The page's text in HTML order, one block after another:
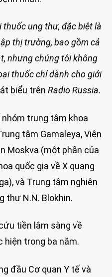
thuốc ung thư, đặc biệt là
thị trường, bao gồm cả
nhưng chúng tôi không
thuốc chỉ dành cho giới
biểu trên Radio Russia.
trung tâm khoa
tâm Gamaleya, Viện
Moskva (một phần của
quốc gia về X quang
và Trung tâm nghiên
thư N.N. Blokhin.
tiền lâm sàng về
trong ba năm.
đầu Cơ quan Y tế và